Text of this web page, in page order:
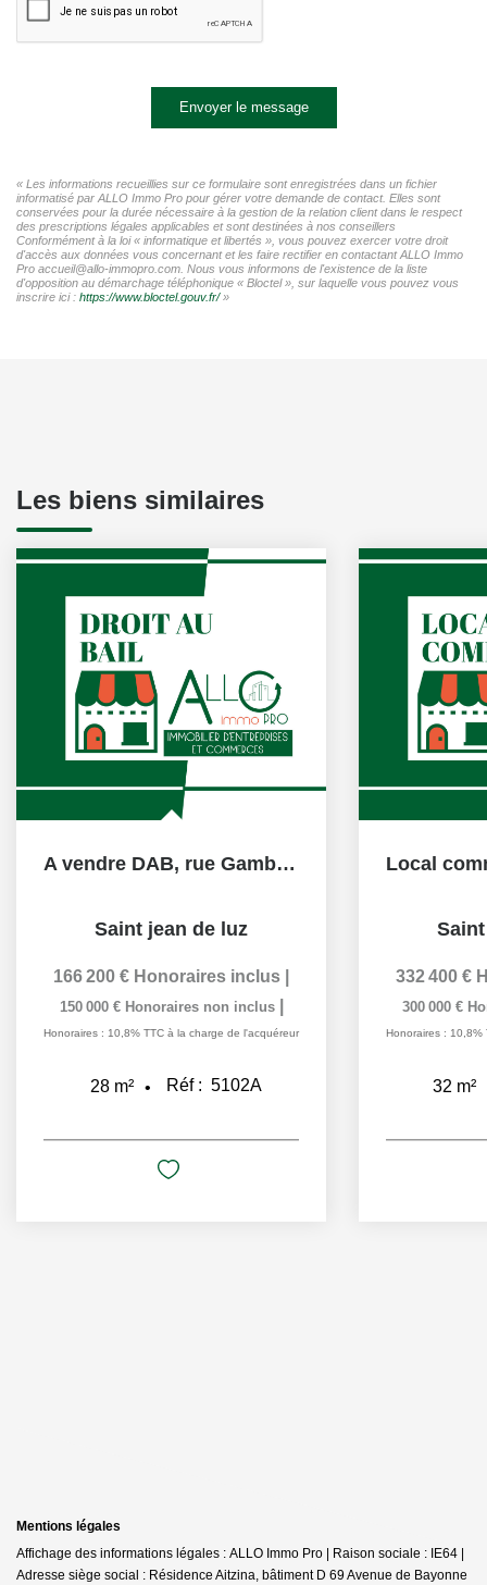
Envoyer le message
« Les informations recueillies sur ce formulaire sont enregistrées dans un fichier
informatisé par ALLO Immo Pro pour gérer votre demande de contact. Elles sont
conservées pour la durée nécessaire à la gestion de la relation client dans le respect
des prescriptions légales applicables et sont destinées à nos conseillers
Conformément à la loi « informatique et libertés », vous pouvez exercer votre droit
d'accès aux données vous concernant et les faire rectifier en contactant ALLO Immo
Pro accueil@allo-immopro.com. Nous vous informons de l'existence de la liste
d'opposition au démarchage téléphonique « Bloctel », sur laquelle vous pouvez vous
inscrire ici : https://www.bloctel.gouv.fr/»
Les biens similaires
A vendre DAB, rue Gambetta,S aint Jean de Luz
Saint jean de luz
166 200 € Honoraires inclus
150 000 € Honoraires non inclus
Honoraires : 10,8% TTC à la charge de l'acquéreur
28 m² Réf : 5102A
332 400 €
300 000 €
Honoraires : 10,8%
32 m²
Mentions légales
Affichage des informations légales : ALLO Immo Pro | Raison sociale : IE64 |
Adresse siège social : Résidence Aitzina, bâtiment D 69 Avenue de Bayonne